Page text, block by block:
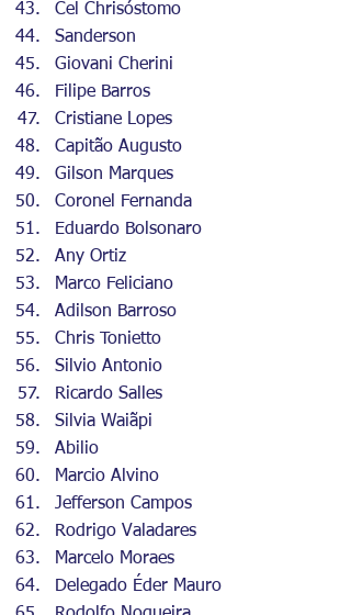
Cel Chrisóstomo
Sanderson
Giovani Cherini
Filipe Barros
Cristiane Lopes
Capitão Augusto
Gilson Marques
Coronel Fernanda
Eduardo Bolsonaro
Any Ortiz
Marco Feliciano
Adilson Barroso
Chris Tonietto
Silvio Antonio
Ricardo Salles
Silvia Waiãpi
Abilio
Marcio Alvino
Jefferson Campos
Rodrigo Valadares
Marcelo Moraes
Delegado Éder Mauro